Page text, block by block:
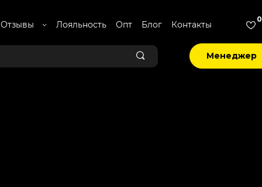
Отзывы Лояльность Опт Блог Контакты
0
Менеджер